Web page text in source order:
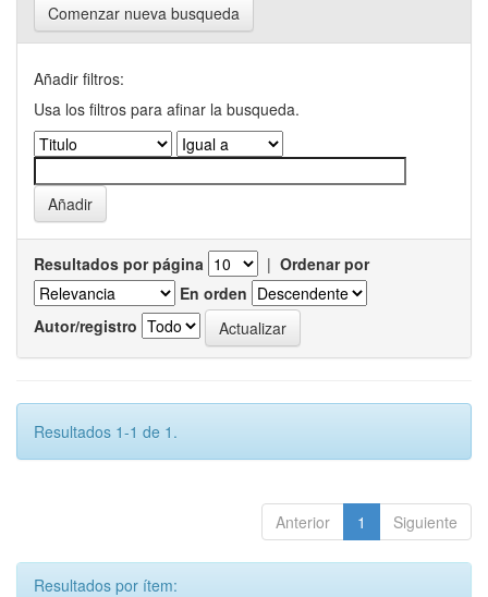
Comenzar nueva busqueda
Añadir filtros:
Usa los filtros para afinar la busqueda.
Resultados por página | Ordenar por
En orden
Autor/registro
Resultados 1-1 de 1.
Anterior 1 Siguiente
Resultados por ítem: